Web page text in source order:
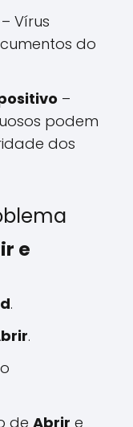
– Vírus
do
–
podem
dos
e
.
.
de Abrir e